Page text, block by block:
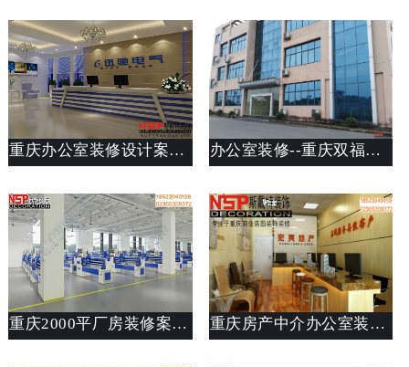
重庆办公室装修设计案例欣赏 办公室装修--重庆双福中海弹簧有限公司办公楼装修
重庆2000平厂房装修案例_东方雪妮服装厂房设计说明_斯戴特工装公司 重庆房产中介办公室装修设计案例_装修效果图_斯戴特工装